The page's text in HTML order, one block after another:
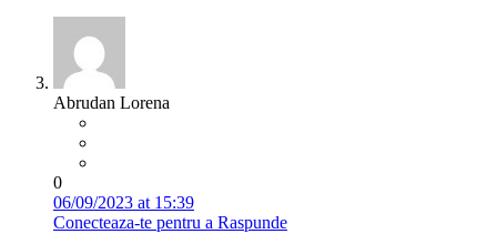
Abrudan Lorena
0
06/09/2023 at 15:39
Conecteaza-te pentru a Raspunde